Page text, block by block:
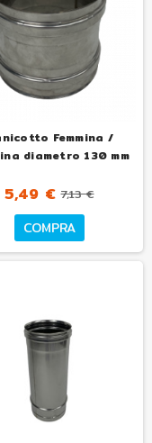
Femmina /
diametro 130 mm
5,49 € 7,13 €
COMPRA